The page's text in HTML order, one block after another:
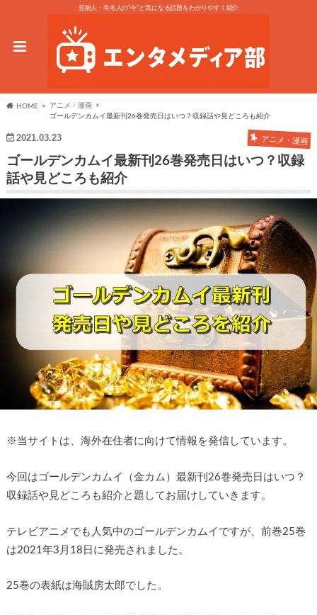
芸能人・有名人の“今”と気になる話題をわかりやすく紹介
HOME
アニメ・漫画
ゴールデンカムイ最新刊26巻発売日はいつ？収録話や見どころも紹介
2021.03.23 アニメ・漫画
ゴールデンカムイ最新刊26巻発売日はいつ？収録
話や見どころも紹介
※ 当サイトは、海外在住者に向けて情報を発信しています。
今回はゴールデンカムイ（金カム）最新刊26巻発売日はいつ？
収録話や見どころも紹介と題してお届けしていきます。
テレビアニメでも人気中のゴールデンカムイですが、前巻25巻
は2021年3月18日に発売されました。
25巻の表紙は海賊房太郎でした。